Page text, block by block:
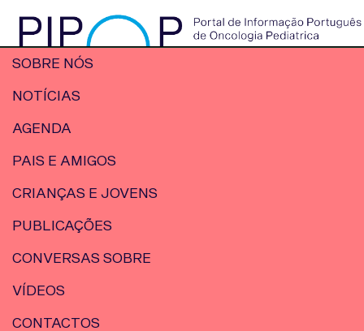
SOBRE NÓS
NOTÍCIAS
AGENDA
PAIS E AMIGOS
CRIANÇAS E JOVENS
PUBLICAÇÕES
CONVERSAS SOBRE
VÍDEOS
CONTACTOS